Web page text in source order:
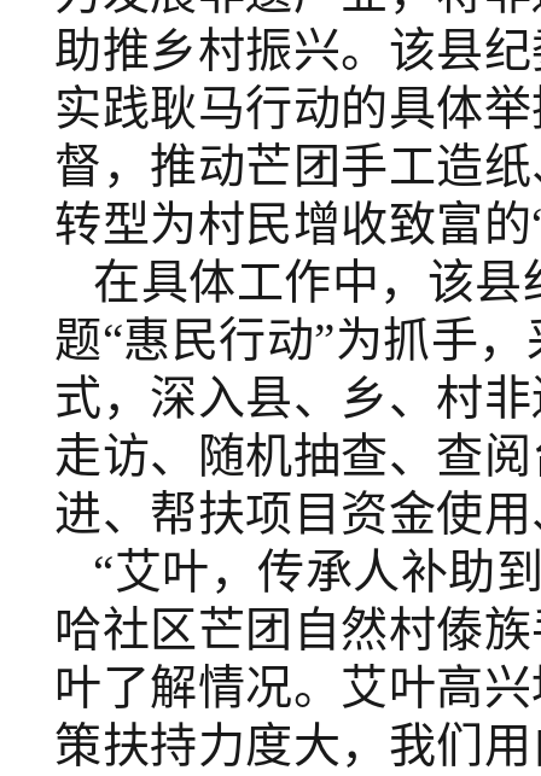
助推乡村振兴。该县
实践耿马行动的具体
督，推动芒团手工造
转型为村民增收致富
在具体工作中，该县
题“惠民行动”为抓手
式，深入县、乡、村
走访、随机抽查、查
进、帮扶项目资金使
“艾叶，传承人补助
哈社区芒团自然村傣
叶了解情况。艾叶高
策扶持力度大，我们